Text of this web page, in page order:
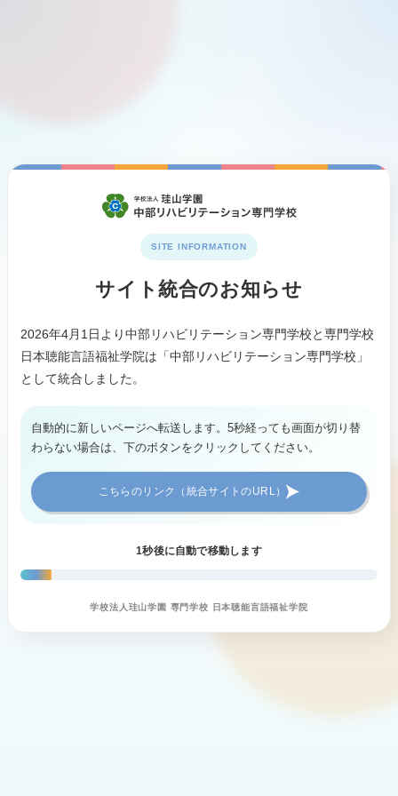
SITE INFORMATION
サイト統合のお知らせ
2026年4月1日より中部リハビリテーション専門学校と専門学校
日本聴能言語福祉学院は「中部リハビリテーション専門学校」
として統合しました。
自動的に新しいページへ転送します。5秒経っても画面が切り替
わらない場合は、下のボタンをクリックしてください。
こちらのリンク（統合サイトのURL）
1秒後に自動で移動します
学校法人珪山学園 専門学校 日本聴能言語福祉学院